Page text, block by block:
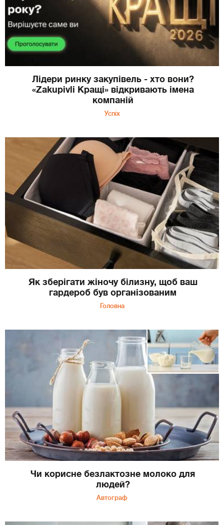
Лідери ринку закупівель - хто вони?
«Zakupivli Кращі» відкривають імена
компаній
Успіх
Як зберігати жіночу білизну, щоб ваш
гардероб був організованим
Головна
Чи корисне безлактозне молоко для
людей?
Автограф